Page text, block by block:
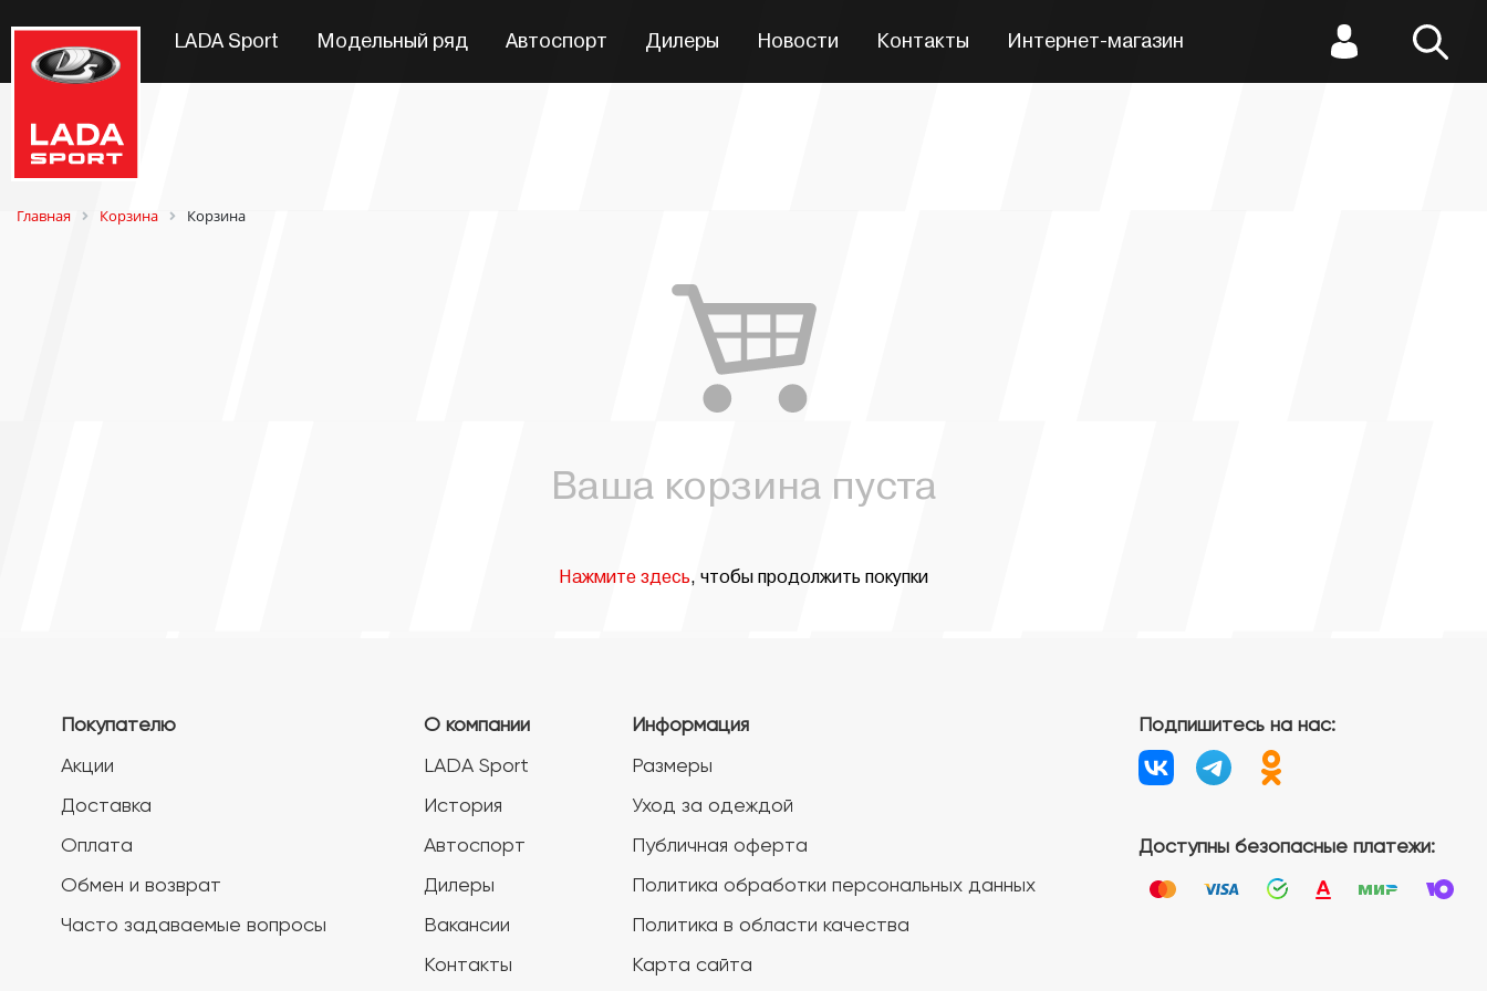
LADA Sport Модельный ряд Автоспорт Дилеры Новости Контакты Интернет-магазин
Главная Корзина Корзина
Ваша корзина пуста
Нажмите здесь, чтобы продолжить покупки
Покупателю
Акции
Доставка
Оплата
Обмен и возврат
Часто задаваемые вопросы
О компании
LADA Sport
История
Автоспорт
Дилеры
Вакансии
Контакты
Информация
Размеры
Уход за одеждой
Публичная оферта
Политика обработки персональных данных
Политика в области качества
Карта сайта
Подпишитесь на нас:
Доступны безопасные платежи: